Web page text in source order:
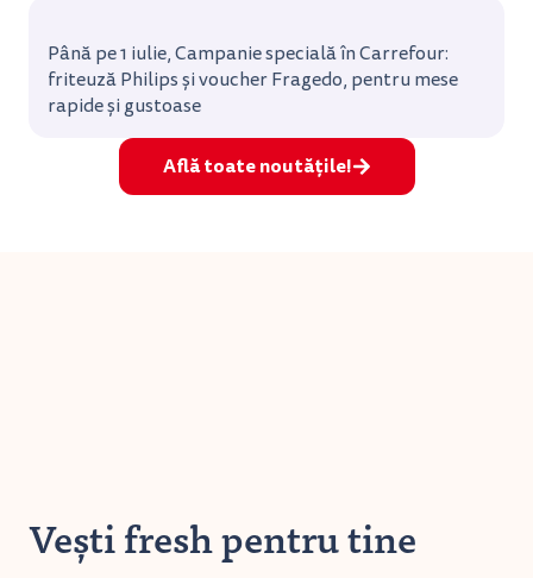
Până pe 1 iulie, Campanie specială în Carrefour:
friteuză Philips și voucher Fragedo, pentru mese
rapide și gustoase
Află toate noutățile!
Vești fresh pentru tine